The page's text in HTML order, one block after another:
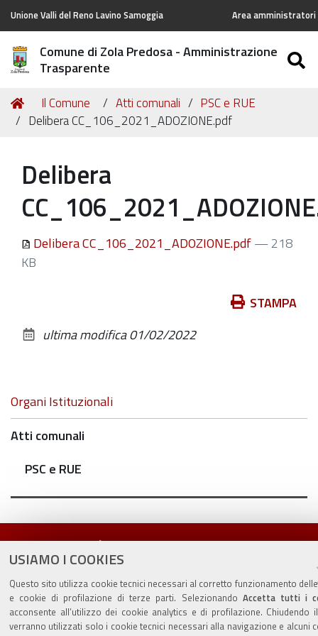
USIAMO I COOKIES
Questo sito utilizza cookie tecnici necessari al corretto funzionamento
e cookie di profilazione di terze parti. Selezionando Accetta tutti i
acconsente all’utilizzo dei cookie analytics e di profilazione. Chiudendo
verranno utilizzati solo i cookie tecnici necessari alla navigazione e alcuni
Unione Valli del Reno Lavino Samoggia Area
Comune di Zola Predosa - Amministrazione
Trasparente
Tu
sei
Home
Il Comune Atti comunali
PSC e RUE
Delibera CC_106_2021_ADOZIONE.pdf
Delibera
Delibera CC_106_2021_ADOZIONE.pdf— 218
KB
documento
STAMPA
ultima modifica01/02/2022
Navigazione
Organi Istituzionali
Atti comunali
PSC e RUE
Valuta questo sito